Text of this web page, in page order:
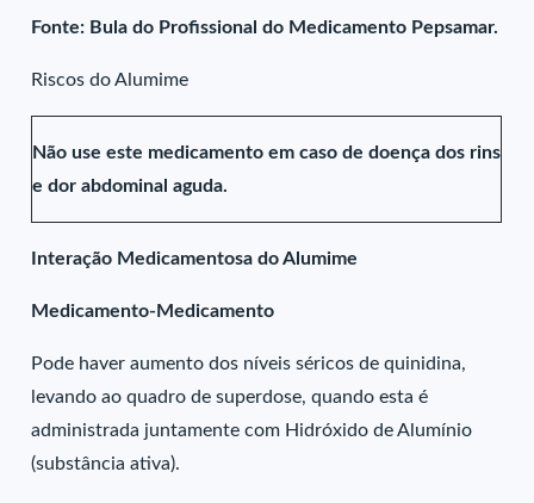
Fonte: Bula do Profissional do Medicamento Pepsamar.
Riscos do Alumime
Não use este medicamento em caso de doença dos rins
e dor abdominal aguda.
Interação Medicamentosa do Alumime
Medicamento-Medicamento
Pode haver aumento dos níveis séricos de quinidina,
levando ao quadro de superdose, quando esta é
administrada juntamente com Hidróxido de Alumínio
(substância ativa).